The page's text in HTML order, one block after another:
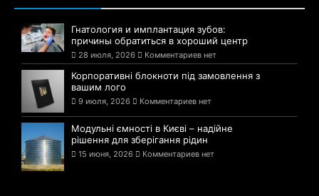
Гнатология и имплантация зубов:
причины обратиться в хороший центр
28 июля, 2026 Комментариев нет
Корпоративні блокноти під замовлення з
вашим лого
9 июля, 2026 Комментариев нет
Модульні ємності в Києві – надійне
рішення для зберігання рідин
15 июня, 2026 Комментариев нет